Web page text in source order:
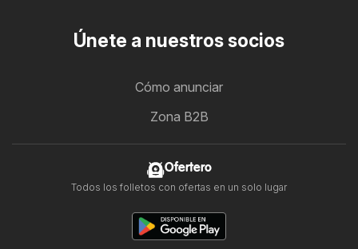
Únete a nuestros socios
Cómo anunciar
Zona B2B
Ofertero
Todos los folletos con ofertas en un solo lugar